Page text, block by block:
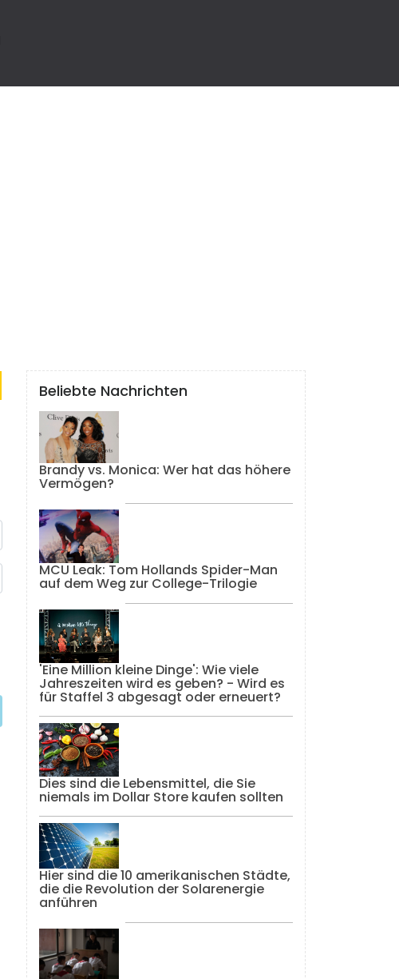
Beliebte Nachrichten
Brandy vs. Monica: Wer hat das höhere
Vermögen?
MCU Leak: Tom Hollands Spider-Man
auf dem Weg zur College-Trilogie
'Eine Million kleine Dinge': Wie viele
Jahreszeiten wird es geben? - Wird es
für Staffel 3 abgesagt oder erneuert?
Dies sind die Lebensmittel, die Sie
niemals im Dollar Store kaufen sollten
Hier sind die 10 amerikanischen Städte,
die die Revolution der Solarenergie
anführen